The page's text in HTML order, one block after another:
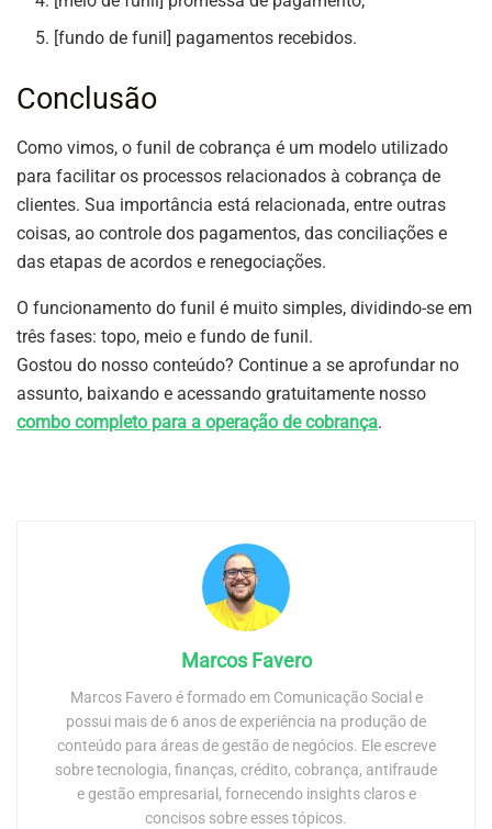
[fundo de funil] pagamentos recebidos.
Conclusão
Como vimos, o funil de cobrança é um modelo utilizado
para facilitar os processos relacionados à cobrança de
clientes. Sua importância está relacionada, entre outras
coisas, ao controle dos pagamentos, das conciliações e
das etapas de acordos e renegociações.
O funcionamento do funil é muito simples, dividindo-se em
três fases: topo, meio e fundo de funil.
Gostou do nosso conteúdo? Continue a se aprofundar no
assunto, baixando e acessando gratuitamente nosso
combo completo para a operação de cobrança.
Marcos Favero
Marcos Favero é formado em Comunicação Social e
possui mais de 6 anos de experiência na produção de
conteúdo para áreas de gestão de negócios. Ele escreve
sobre tecnologia, finanças, crédito, cobrança, antifraude
e gestão empresarial, fornecendo insights claros e
concisos sobre esses tópicos.